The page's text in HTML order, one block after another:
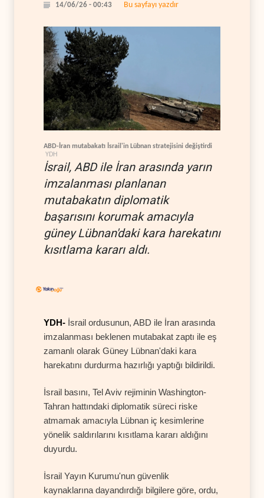
14/06/26 - 00:43 Bu sayfayı yazdır
ABD-İran mutabakatı İsrail'in Lübnan stratejisini değiştirdi
YDH
İsrail, ABD ile İran arasında yarın
imzalanması planlanan
mutabakatın diplomatik
başarısını korumak amacıyla
güney Lübnan'daki kara harekatını
kısıtlama kararı aldı.
YDH- İsrail ordusunun, ABD ile İran arasında
imzalanması beklenen mutabakat zaptı ile eş
zamanlı olarak Güney Lübnan'daki kara
harekatını durdurma hazırlığı yaptığı bildirildi.
İsrail basını, Tel Aviv rejiminin Washington-
Tahran hattındaki diplomatik süreci riske
atmamak amacıyla Lübnan iç kesimlerine
yönelik saldırılarını kısıtlama kararı aldığını
duyurdu.
İsrail Yayın Kurumu'nun güvenlik
kaynaklarına dayandırdığı bilgilere göre, ordu,